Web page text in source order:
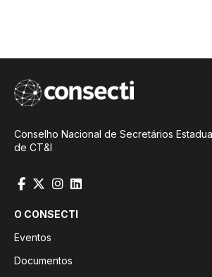
Conselho Nacional de Secretários
de CT&I
O CONSECTI
Eventos
Documentos